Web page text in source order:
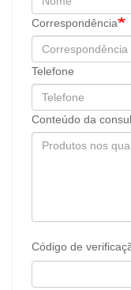
Correspondência
Telefone
Conteúdo da
Código de